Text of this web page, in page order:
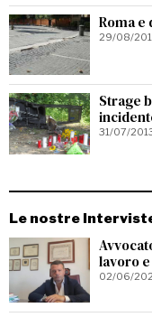
Roma
29/08/
Strage
31/07/
Le nostre
lavoro
02/06/